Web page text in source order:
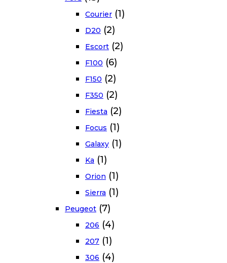
Courier (1)
D20 (2)
Escort (2)
F100 (6)
F150 (2)
F350 (2)
Fiesta (2)
Focus (1)
Galaxy (1)
Ka (1)
Orion (1)
Sierra (1)
Peugeot (7)
206 (4)
207 (1)
306 (4)